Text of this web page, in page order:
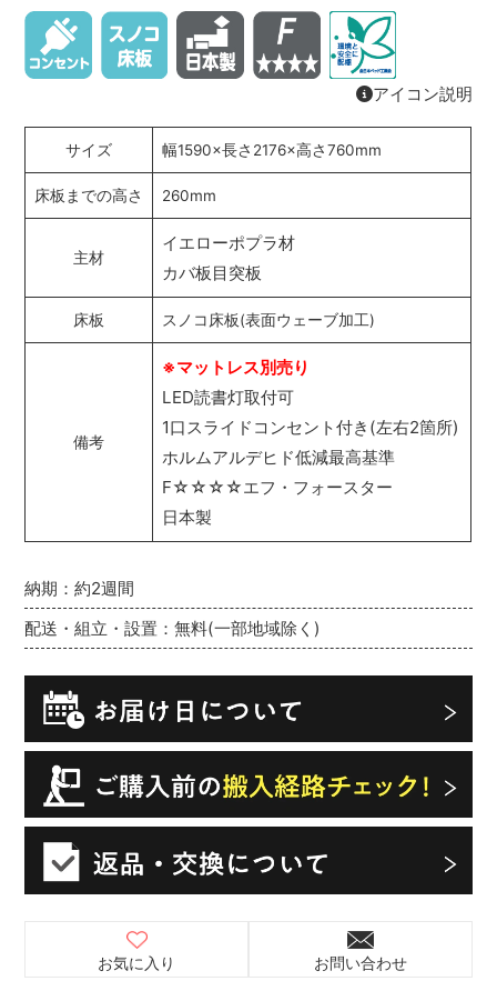
納期：約2週間
配送・組立・設置：無料(一部地域除く)
お気に入り お問い合わせ
アイコン説明
サイズ 幅1590×長さ2176×高さ760mm
床板までの高さ 260mm
主材
イエローポプラ材
カバ板目突板
床板 スノコ床板(表面ウェーブ加工)
備考
※マットレス別売り
LED読書灯取付可
1口スライドコンセント付き(左右2箇所)
ホルムアルデヒド低減最高基準
F☆☆☆☆エフ・フォースター
日本製